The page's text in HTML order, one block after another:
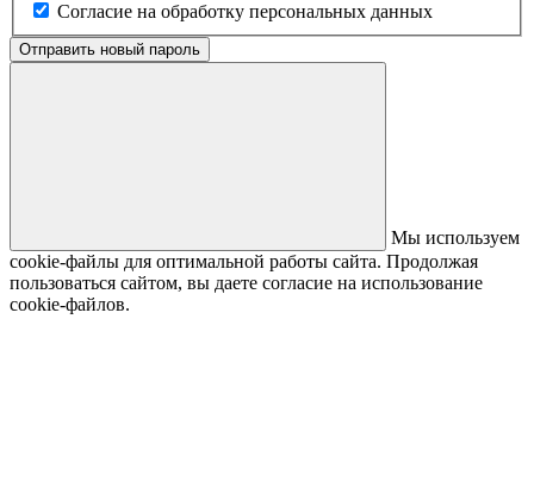
Согласие на обработку персональных данных
Отправить новый пароль
Мы используем
cookie-файлы для оптимальной работы сайта. Продолжая
пользоваться сайтом, вы даете согласие на использование
cookie-файлов.